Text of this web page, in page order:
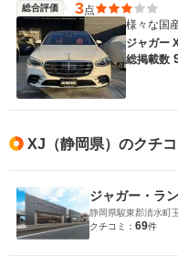
総合評価 3点
様々な国
ジャガー
総掲載数
XJ（静岡県）のクチ
ジャガー・ラ
静岡県駿東郡清水町
クチコミ： 69件